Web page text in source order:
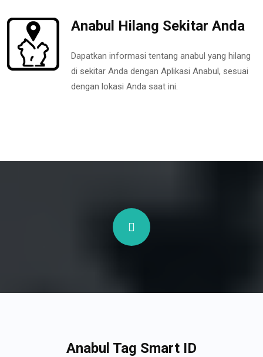
Anabul Hilang Sekitar Anda
Dapatkan informasi tentang anabul yang hilang
di sekitar Anda dengan Aplikasi Anabul, sesuai
dengan lokasi Anda saat ini.
Anabul Tag Smart ID